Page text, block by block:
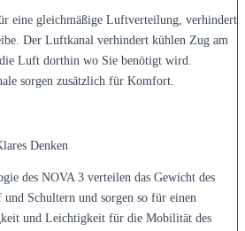
eine gleichmäßige Luftverteilung, verhindert
Der Luftkanal verhindert kühlen Zug am
Luft dorthin wo Sie benötigt wird.
sorgen zusätzlich für Komfort.
Denken
des NOVA 3 verteilen das Gewicht des
Schultern und sorgen so für einen
und Leichtigkeit für die Mobilität des